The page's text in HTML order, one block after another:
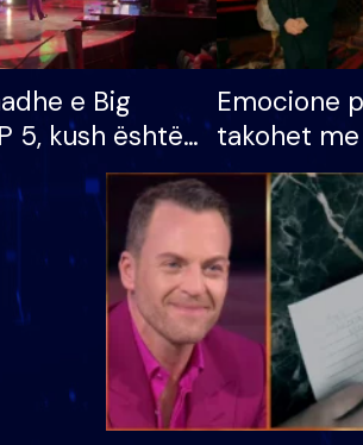
e Big
5, kush është
që lë shtëpinë
mundësinë për
e madh
Emocione
takohet
vajzën dhe
S’kemi
apo jo?